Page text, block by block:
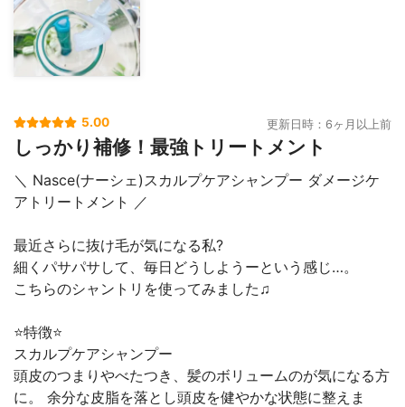
5.00 更新日時：6ヶ月以上前
しっかり補修！最強トリートメント
＼ Nasce(ナーシェ)スカルプケアシャンプー ダメージケ
アトリートメント ／
最近さらに抜け毛が気になる私?
細くパサパサして、毎日どうしようーという感じ…。
こちらのシャントリを使ってみました♫
⭐️特徴⭐️
スカルプケアシャンプー
頭皮のつまりやべたつき、髪のボリュームのが気になる方
に。 余分な皮脂を落とし頭皮を健やかな状態に整えま